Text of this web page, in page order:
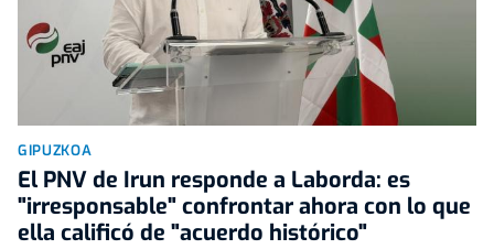
GIPUZKOA
El PNV de Irun responde a Laborda: es
"irresponsable" confrontar ahora con lo que
ella calificó de "acuerdo histórico"